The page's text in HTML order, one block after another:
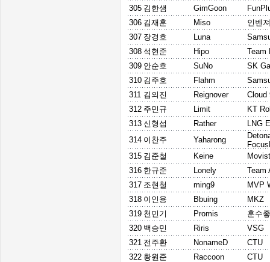
305 김한샘 GimGoon
306 김재훈 Miso
인벤
307 장경호 Luna
308 석현준 Hipo
Team
309 안순호 SuNo
SK
310 김주호 Flahm
311 김의진 Reignover
Cloud
312 주민규 Limit
KT
313 신형섭 Rather
LNG
314 이찬주 Yaharong
315 김준철 Keine
316 한규준 Lonely
Team
317 조현철 ming9
MVP
318 이인용 Bbuing
MKZ
319 천민기 Promis
훈수
320 백승민 Riris
VSG
321 전주환 NonameD
CTU
322 황원준 Raccoon
CTU